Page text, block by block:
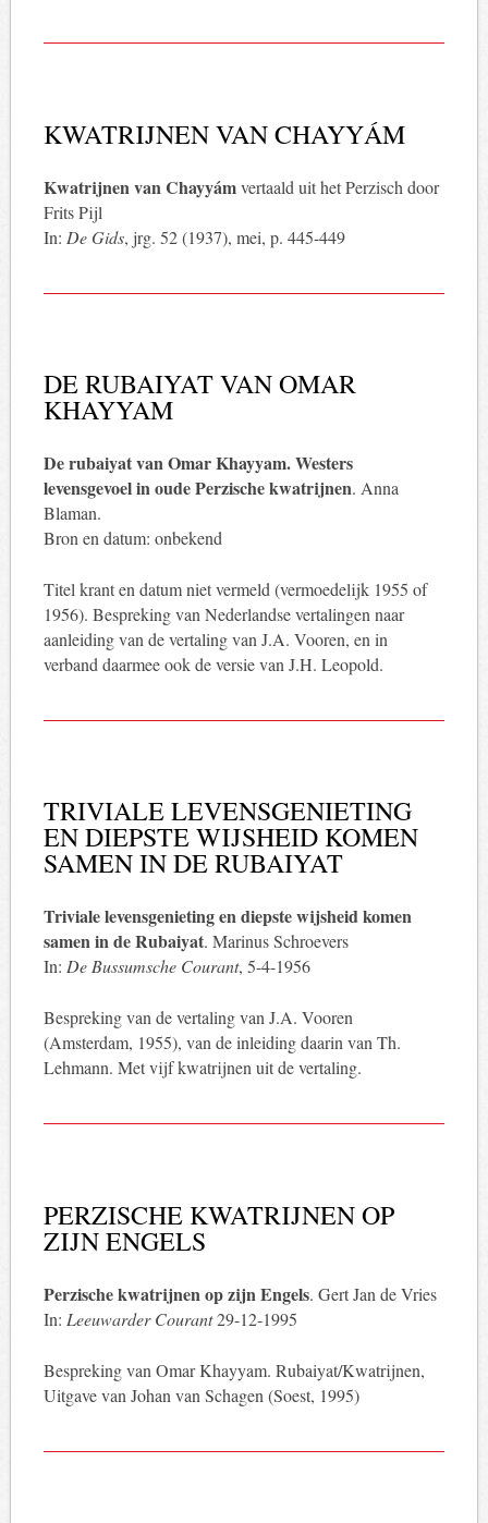
KWATRIJNEN VAN CHAYYÁM
Kwatrijnen van Chayyámvertaald uit het Perzisch door
Frits Pijl
In: De Gids, jrg. 52 (1937), mei, p. 445-449
DE RUBAIYAT VAN OMAR
KHAYYAM
De rubaiyat van Omar Khayyam. Westers
levensgevoel in oude Perzische kwatrijnen. Anna
Blaman.
Bron en datum: onbekend
Titel krant en datum niet vermeld (vermoedelijk 1955 of
1956). Bespreking van Nederlandse vertalingen naar
aanleiding van de vertaling van J.A. Vooren, en in
verband daarmee ook de versie van J.H. Leopold.
TRIVIALE LEVENSGENIETING
EN DIEPSTE WIJSHEID KOMEN
SAMEN IN DE RUBAIYAT
Triviale levensgenieting en diepste wijsheid komen
samen in de Rubaiyat. Marinus Schroevers
In: De Bussumsche Courant, 5-4-1956
Bespreking van de vertaling van J.A. Vooren
(Amsterdam, 1955), van de inleiding daarin van Th.
Lehmann. Met vijf kwatrijnen uit de vertaling.
PERZISCHE KWATRIJNEN OP
ZIJN ENGELS
Perzische kwatrijnen op zijn Engels. Gert Jan de Vries
In: Leeuwarder Courant29-12-1995
Bespreking van Omar Khayyam. Rubaiyat/Kwatrijnen,
Uitgave van Johan van Schagen (Soest, 1995)